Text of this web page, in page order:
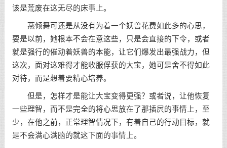
该是荒废在这无尽的床事上。
燕倾舞可还是从没有为着一个妖兽花费如此多的心思，
要是以前，她根本不会在意这些，只是会直接的下令，或者
就是强行的催动着妖兽的本能，让它们爆发出最强战力，但
这次，面对这难得才能收服俘获的大宝，她可是舍不得如此
对待，而是想着要精心培养。
但是，怎样才是能让大宝变得更强？或者说，让他恢复
一些理智，而不是完全的将心思放在了那插屄的事情上，至
少，在他之前，正常理智情况下，有着自己的行动目标，就
是不会满心满脑的就这下面的事情上。